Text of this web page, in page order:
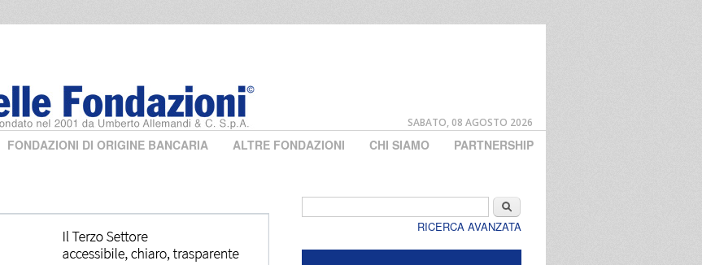
SABATO, 08 AGOSTO 2026
FONDAZIONI DI ORIGINE BANCARIA ALTRE FONDAZIONI CHI SIAMO PARTNERSHIP
Cerca
RICERCA AVANZATA